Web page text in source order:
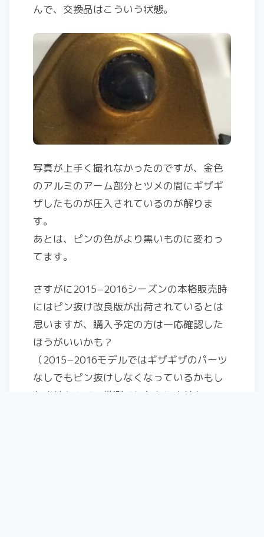
んで、交換品はこういう状態。
写真が上手く撮れなかったのですが、金色
のアルミのアーム部分とツメの間にギザギ
ザしたものが圧入されているのが解りま
す。
あとは、ピンの色がより黒いものに変わっ
てます。
さすがに2015−2016シーズンの本格販売時
にはピン抜け改良版が出荷されているとは
思いますが、購入予定の方は一応確認した
ほうがいいかも？
（2015−2016モデルではギザギザのパーツ
なしでもピン抜けしなくなっているかもし
れませんので、推測でしかありません